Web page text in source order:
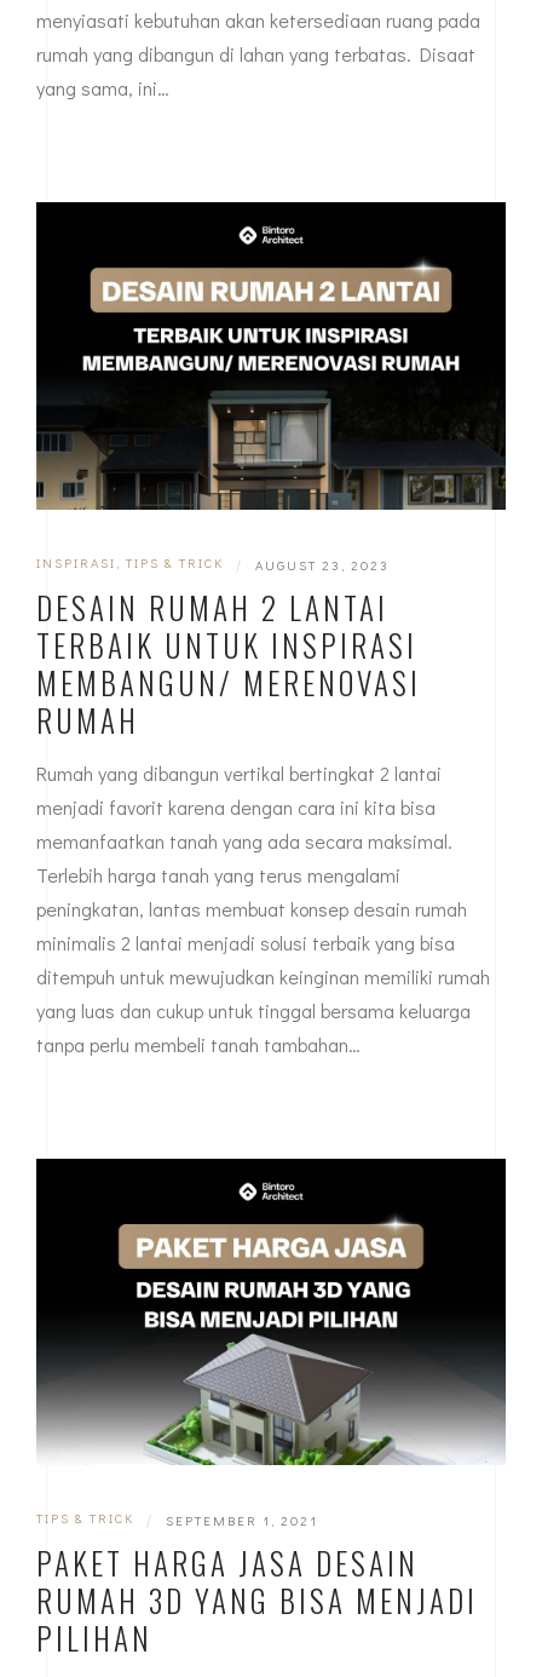
menyiasati kebutuhan akan ketersediaan ruang pada
rumah yang dibangun di lahan yang terbatas. Disaat
yang sama, ini…
INSPIRASI ,TIPS & TRICK | AUGUST 23, 2023
DESAIN RUMAH 2 LANTAI
TERBAIK UNTUK INSPIRASI
MEMBANGUN/ MERENOVASI
RUMAH
Rumah yang dibangun vertikal bertingkat 2 lantai
menjadi favorit karena dengan cara ini kita bisa
memanfaatkan tanah yang ada secara maksimal.
Terlebih harga tanah yang terus mengalami
peningkatan, lantas membuat konsep desain rumah
minimalis 2 lantai menjadi solusi terbaik yang bisa
ditempuh untuk mewujudkan keinginan memiliki rumah
yang luas dan cukup untuk tinggal bersama keluarga
tanpa perlu membeli tanah tambahan…
TIPS & TRICK | SEPTEMBER 1, 2021
PAKET HARGA JASA DESAIN
RUMAH 3D YANG BISA MENJADI
PILIHAN